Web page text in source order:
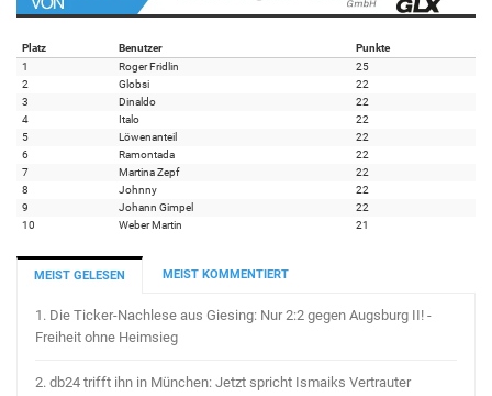
Platz Benutzer
Punkte
1
Roger Fridlin
25
2
Globsi
22
3
Dinaldo
22
4
Italo
22
5
Löwenanteil
22
6
Ramontada
22
7
Martina Zepf
22
8
Johnny
22
9
Johann Gimpel
22
10
Weber Martin 21
MEIST GELESEN MEIST KOMMENTIERT
1. Die Ticker-Nachlese aus Giesing: Nur 2:2 gegen Augsburg II! -
Freiheit ohne Heimsieg
2. db24 trifft ihn in München: Jetzt spricht Ismaiks Vertrauter